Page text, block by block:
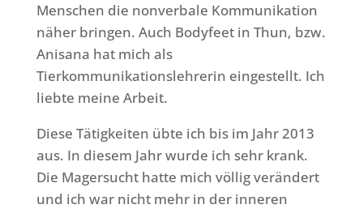
Menschen die nonverbale Kommunikation
näher bringen. Auch Bodyfeet in Thun, bzw.
Anisana hat mich als
Tierkommunikationslehrerin eingestellt. Ich
liebte meine Arbeit.
Diese Tätigkeiten übte ich bis im Jahr 2013
aus. In diesem Jahr wurde ich sehr krank.
Die Magersucht hatte mich völlig verändert
und ich war nicht mehr in der inneren